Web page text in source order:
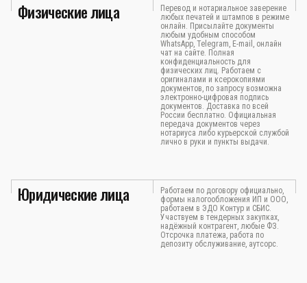
Физические лица
Перевод и нотариальное заверение
любых печатей и штампов в режиме
онлайн. Присылайте документы
любым удобным способом
WhatsApp, Telegram, E-mail, онлайн
чат на сайте. Полная
конфиденциальность для
физических лиц. Работаем с
оригиналами и ксерокопиями
документов, по запросу возможна
электронно-цифровая подпись
документов. Доставка по всей
России бесплатно. Официальная
передача документов через
нотариуса либо курьерской службой
лично в руки и пункты выдачи.
Юридические лица
Работаем по договору официально,
формы налогообложения ИП и ООО,
работаем в ЭДО Контур и СБИС.
Участвуем в тендерных закупках,
надёжный контрагент, любые ФЗ.
Отсрочка платежа, работа по
депозиту обслуживание, аутсорс.